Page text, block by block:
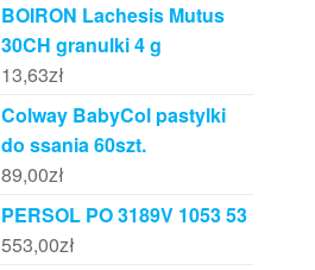
BOIRON Lachesis Mutus
30CH granulki 4 g
13,63zł
Colway BabyCol pastylki
do ssania 60szt.
89,00zł
PERSOL PO 3189V 1053 53
553,00zł